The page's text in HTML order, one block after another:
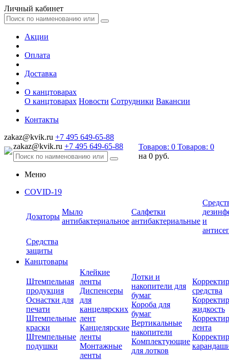
Личный кабинет
Акции
Оплата
Доставка
О канцтоварах
О канцтоварах Новости Сотрудники Вакансии
Контакты
zakaz@kvik.ru +7 495 649-65-88
zakaz@kvik.ru +7 495 649-65-88 Товаров: 0 Товаров: 0
на 0 руб.
Меню
COVID-19
Дозаторы
Мыло
антибактериальное
Салфетки
антибактериальные и
Средства
защиты
Канцтовары
Штемпельная
продукция
Оснастки для
печати
Штемпельные
краски
Штемпельные
подушки
Клейкие
ленты
Диспенсеры
для
канцелярских
лент
Канцелярские
ленты
Монтажные
ленты
Лотки и
накопители для
бумаг
Короба для
бумаг
Вертикальные
накопители
Комплектующие
для лотков
средства
жидкость
лента